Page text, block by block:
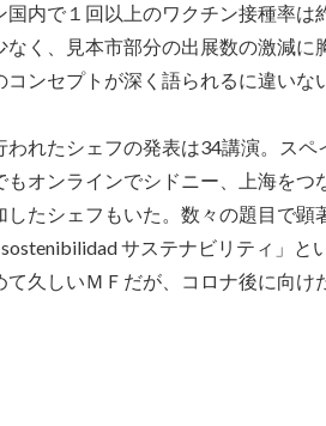
国内で１回以上のワクチン接種率は
く、見本市部分の出展数の激減に
ンセプトが深く語られるに違いな
われたシェフの発表は34講演。ス
もオンラインでシドニー、上海をつ
たシェフもいた。数々の題目で顕
sostenibilidad サステナビリティ」
て久しいＭＦだが、コロナ後に向け